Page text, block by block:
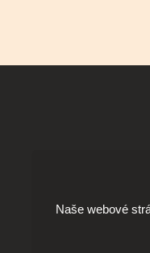
Naše webové